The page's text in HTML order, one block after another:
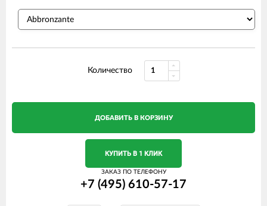
Количество
ДОБАВИТЬ В КОРЗИНУ
КУПИТЬ В 1 КЛИК
ЗАКАЗ ПО ТЕЛЕФОНУ
+7 (495) 610-57-17